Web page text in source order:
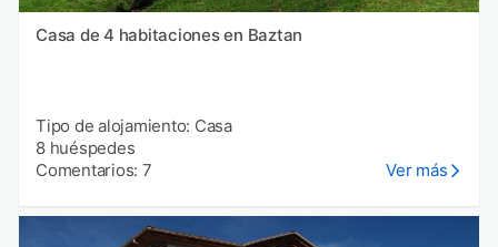
Casa de 4 habitaciones en Baztan
Tipo de alojamiento: Casa
8 huéspedes
Comentarios: 7
Ver más